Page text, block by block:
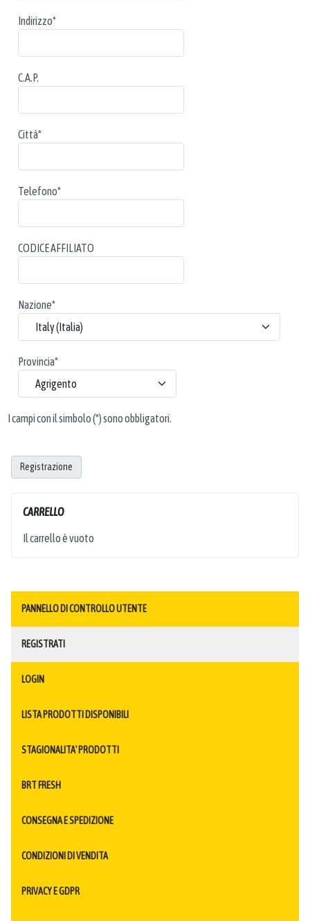
Indirizzo*
C.A.P.
Città*
Telefono*
CODICE AFFILIATO
Nazione*
Provincia*
I campi con il simbolo (*) sono obbligatori.
Registrazione
CARRELLO
Il carrello è vuoto
PANNELLO DI CONTROLLO UTENTE
REGISTRATI
LOGIN
LISTA PRODOTTI DISPONIBILI
STAGIONALITA' PRODOTTI
BRT FRESH
CONSEGNA E SPEDIZIONE
CONDIZIONI DI VENDITA
PRIVACY E GDPR